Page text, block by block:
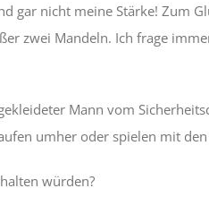
gar nicht meine Stärke! Zum
zwei Mandeln. Ich frage
Mann vom
umher oder spielen mit
würden?